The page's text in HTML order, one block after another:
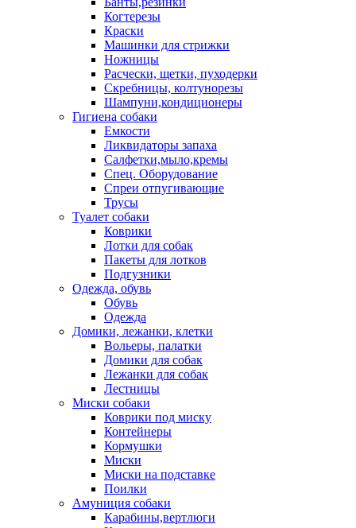
Когтерезы
Краски
Машинки для стрижки
Ножницы
Расчески, щетки, пуходерки
Скребницы, колтунорезы
Шампуни,кондиционеры
Гигиена собаки
Емкости
Ликвидаторы запаха
Салфетки,мыло,кремы
Спец. Оборудование
Спреи отпугивающие
Трусы
Туалет собаки
Коврики
Лотки для собак
Пакеты для лотков
Подгузники
Одежда, обувь
Обувь
Одежда
Домики, лежанки, клетки
Вольеры, палатки
Домики для собак
Лежанки для собак
Лестницы
Миски собаки
Коврики под миску
Контейнеры
Кормушки
Миски
Миски на подставке
Поилки
Амуниция собаки
Карабины,вертлюги